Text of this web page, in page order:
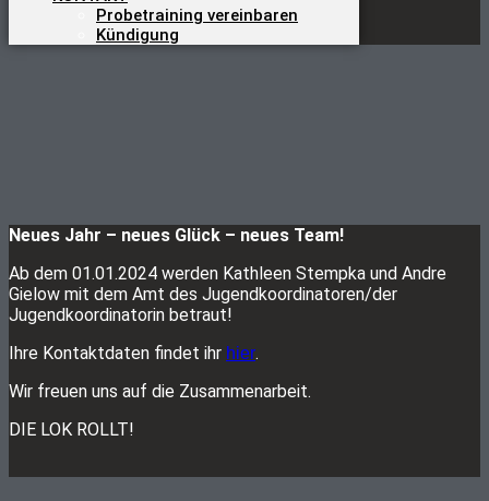
Probetraining vereinbaren
Kündigung
Neues Jahr – neues Glück – neues Team!
Ab dem 01.01.2024 werden Kathleen Stempka und Andre
Gielow mit dem Amt des Jugendkoordinatoren/der
Jugendkoordinatorin betraut!
Ihre Kontaktdaten findet ihr hier.
Wir freuen uns auf die Zusammenarbeit.
DIE LOK ROLLT!